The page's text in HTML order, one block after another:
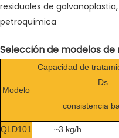
residuales de
petroquímica
Selección de modelos
Modelo
Capacidad de
Ds
consistencia
QLD101
~3 kg/h